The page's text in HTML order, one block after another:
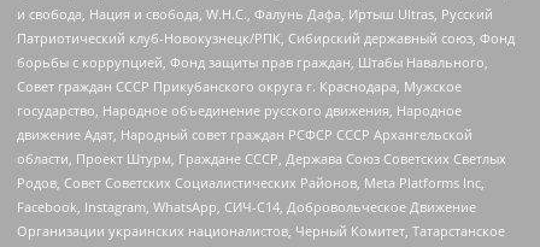
и свобода, Нация и свобода, W.H.С., Фалунь Дафа, Иртыш Ultras, Русский
Патриотический клуб-Новокузнецк/РПК, Сибирский державный союз, Фонд
борьбы с коррупцией, Фонд защиты прав граждан, Штабы Навального,
Совет граждан СССР Прикубанского округа г. Краснодара, Мужское
государство, Народное объединение русского движения, Народное
движение Адат, Народный совет граждан РСФСР СССР Архангельской
области, Проект Штурм, Граждане СССР, Держава Союз Советских Светлых
Родов, Совет Советских Социалистических Районов, Meta Platforms Inc,
Facebook, Instagram, WhatsApp, СИЧ-С14, Добровольческое Движение
Организации украинских националистов, Черный Комитет, Татарстанское